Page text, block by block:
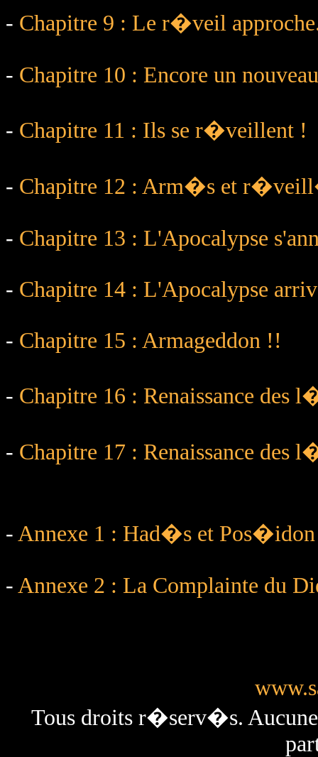
- Chapitre 9 : Le r�veil
- Chapitre 10 : Encore un
- Chapitre 11 : Ils se r�veillent !
- Chapitre 12 : Arm�s et
- Chapitre 13 : L'Apocalypse
- Chapitre 14 : L'Apocalypse
- Chapitre 15 : Armageddon !!
- Chapitre 16 : Renaissance des
- Chapitre 17 : Renaissance des
- Annexe 1 : Had�s et
- Annexe 2 : La Complainte du
Tous droits r�serv�s.